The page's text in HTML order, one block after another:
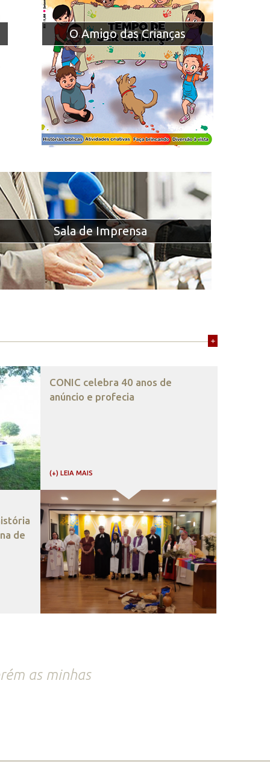
O Amigo das Crianças
Sala de Imprensa
+
de
CONIC celebra 40 anos de
anúncio e profecia
(+) LEIA MAIS
as minhas